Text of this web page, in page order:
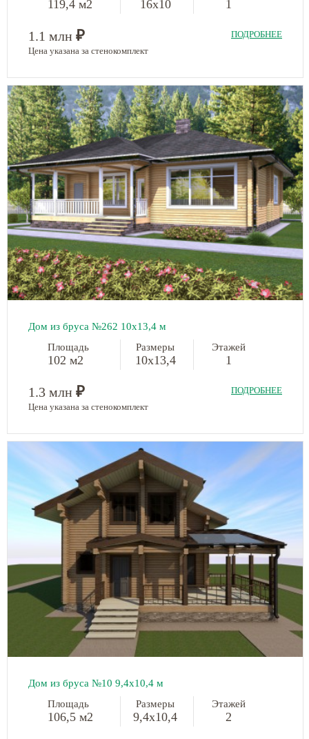
119,4 м2 16х10 1
1.1 млн ₽
ПОДРОБНЕЕ
Цена указана за стенокомплект
Дом из бруса №262 10x13,4 м
Площадь
102 м2
Размеры
10x13,4
Этажей
1
1.3 млн ₽
ПОДРОБНЕЕ
Цена указана за стенокомплект
Дом из бруса №10 9,4х10,4 м
Площадь
106,5 м2
Размеры
9,4х10,4
Этажей
2